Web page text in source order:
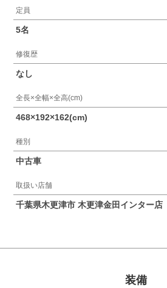
定員
5名
修復歴
なし
全長×全幅×全高(cm)
468×192×162(cm)
種別
中古車
取扱い店舗
千葉県木更津市 木更津金田インター店
装備